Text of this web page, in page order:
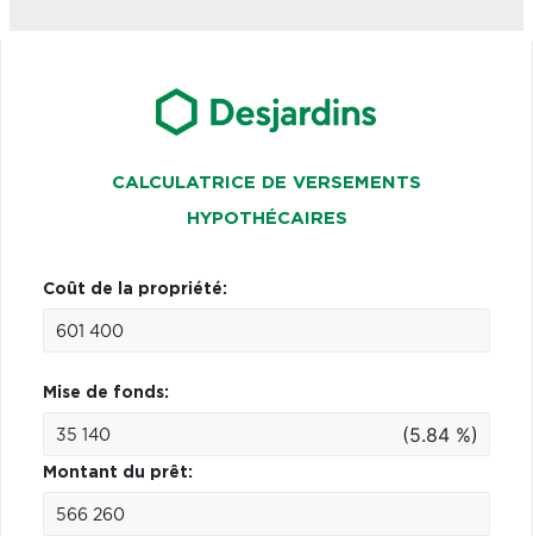
CALCULATRICE DE VERSEMENTS
HYPOTHÉCAIRES
Coût de la propriété:
Mise de fonds:
(5.84 %)
Montant du prêt: